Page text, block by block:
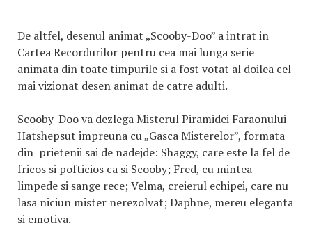
De altfel, desenul animat „Scooby-Doo” a intrat in
Cartea Recordurilor pentru cea mai lunga serie
animata din toate timpurile si a fost votat al doilea cel
mai vizionat desen animat de catre adulti.
Scooby-Doo va dezlega Misterul Piramidei Faraonului
Hatshepsut impreuna cu „Gasca Misterelor”, formata
din prietenii sai de nadejde: Shaggy, care este la fel de
fricos si pofticios ca si Scooby; Fred, cu mintea
limpede si sange rece; Velma, creierul echipei, care nu
lasa niciun mister nerezolvat; Daphne, mereu eleganta
si emotiva.